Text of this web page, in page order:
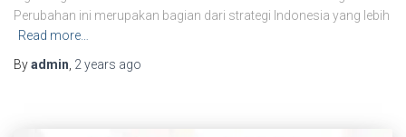
Perubahan ini merupakan bagian dari strategi Indonesia yang lebih
Read more…
Byadmin, 2 years ago